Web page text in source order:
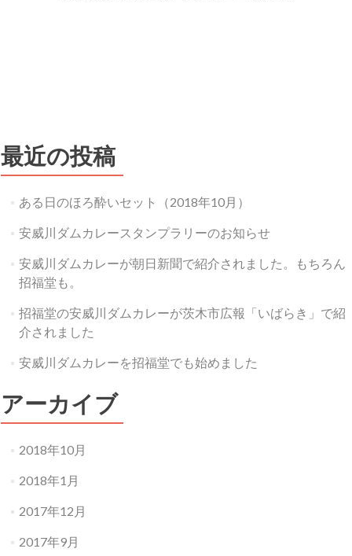
最近の投稿
ある日のほろ酔いセット（2018年10月）
安威川ダムカレースタンプラリーのお知らせ
安威川ダムカレーが朝日新聞で紹介されました。もちろん
招福堂も。
招福堂の安威川ダムカレーが茨木市広報「いばらき」で紹
介されました
安威川ダムカレーを招福堂でも始めました
アーカイブ
2018年10月
2018年1月
2017年12月
2017年9月